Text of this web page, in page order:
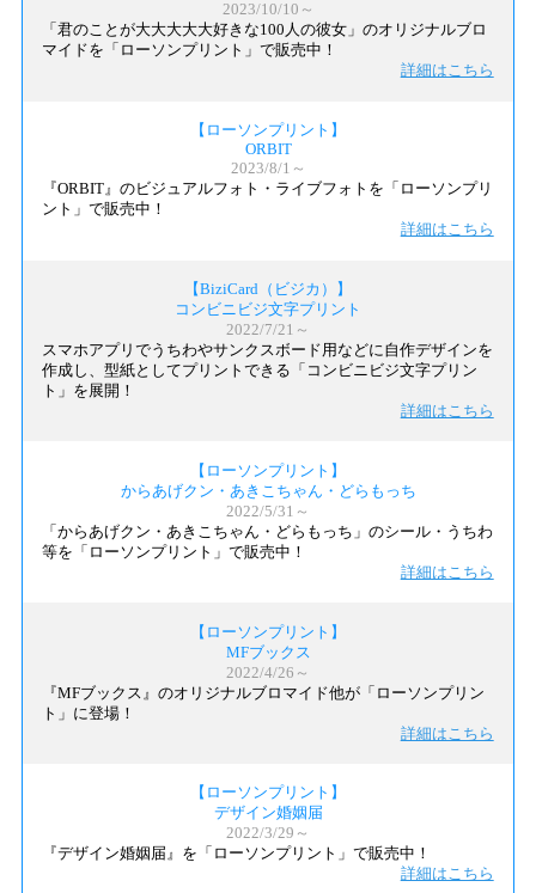
2023/10/10～
「君のことが大大大大大好きな100人の彼女」のオリジナルブロ
マイドを「ローソンプリント」で販売中！
詳細はこちら
【ローソンプリント】
ORBIT
2023/8/1～
『ORBIT』のビジュアルフォト・ライブフォトを「ローソンプリ
ント」で販売中！
詳細はこちら
【BiziCard（ビジカ）】
コンビニビジ文字プリント
2022/7/21～
スマホアプリでうちわやサンクスボード用などに自作デザインを
作成し、型紙としてプリントできる「コンビニビジ文字プリン
ト」を展開！
詳細はこちら
【ローソンプリント】
からあげクン・あきこちゃん・どらもっち
2022/5/31～
「からあげクン・あきこちゃん・どらもっち」のシール・うちわ
等を「ローソンプリント」で販売中！
詳細はこちら
【ローソンプリント】
MFブックス
2022/4/26～
『MFブックス』のオリジナルブロマイド他が「ローソンプリン
ト」に登場！
詳細はこちら
【ローソンプリント】
デザイン婚姻届
2022/3/29～
『デザイン婚姻届』を「ローソンプリント」で販売中！
詳細はこちら